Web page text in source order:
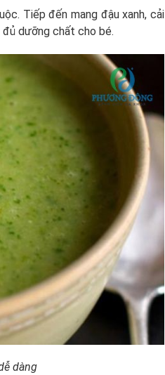
Tiếp đến mang đậu xanh, cải
dưỡng chất cho bé.
dàng